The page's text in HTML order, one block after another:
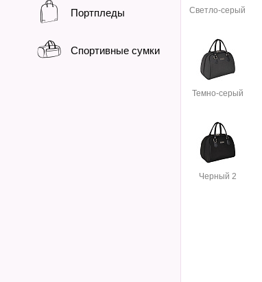
Портпледы
Спортивные сумки
Cветло-серый
Темно-серый
Черный 2